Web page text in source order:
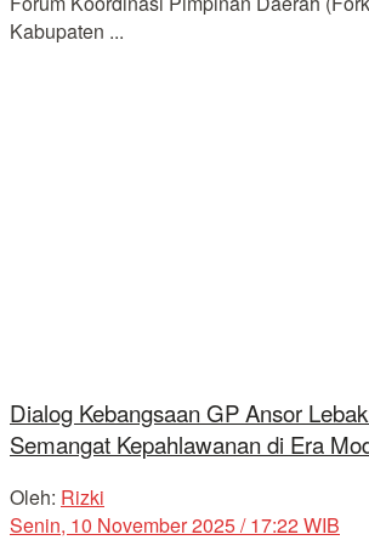
Kabupaten ...
Dialog Kebangsaan GP Ansor
Semangat Kepahlawanan di Era
Oleh: Rizki
Senin, 10 November 2025 / 17:22 WIB